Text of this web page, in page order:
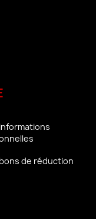
de réduction